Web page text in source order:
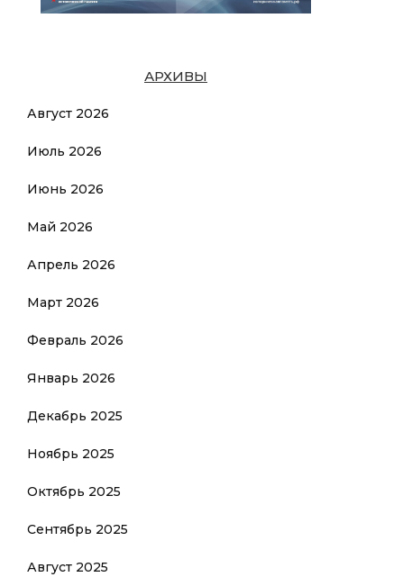
АРХИВЫ
Август 2026
Июль 2026
Июнь 2026
Май 2026
Апрель 2026
Март 2026
Февраль 2026
Январь 2026
Декабрь 2025
Ноябрь 2025
Октябрь 2025
Сентябрь 2025
Август 2025